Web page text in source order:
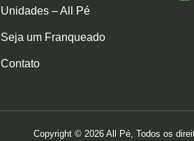
Unidades – All Pé
Seja um Franqueado
Contato
Copyright © 2026 All Pé, Todos os